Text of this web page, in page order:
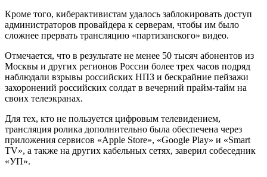
Кроме того, киберактивистам удалось заблокировать доступ
администраторов провайдера к серверам, чтобы им было
сложнее прервать трансляцию «партизанского» видео.
Отмечается, что в результате не менее 50 тысяч абонентов из
Москвы и других регионов России более трех часов подряд
наблюдали взрывы российских НПЗ и бескрайние пейзажи
захоронений российских солдат в вечерний прайм-тайм на
своих телеэкранах.
Для тех, кто не пользуется цифровым телевидением,
трансляция ролика дополнительно была обеспечена через
приложения сервисов «Apple Store», «Google Play» и «Smart
TV», а также на других кабельных сетях, заверил собеседник
«УП».